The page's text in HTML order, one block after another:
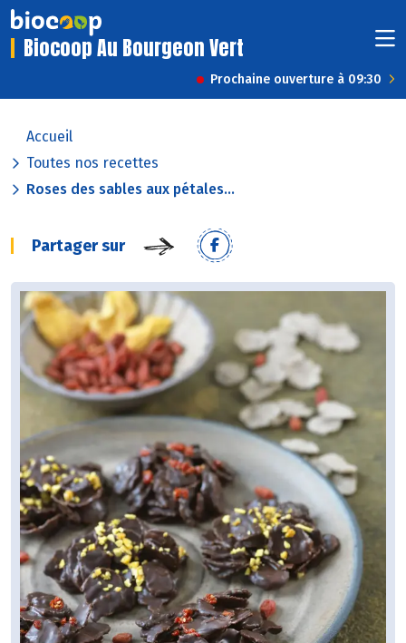
Biocoop Au Bourgeon Vert
Prochaine ouverture à 09:30
Accueil
Toutes nos recettes
Roses des sables aux pétales...
Partager sur